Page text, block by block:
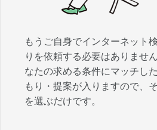
もうご自身でインターネット
りを依頼する必要はありませ
なたの求める条件にマッチし
もり・提案が入りますので、
を選ぶだけです。